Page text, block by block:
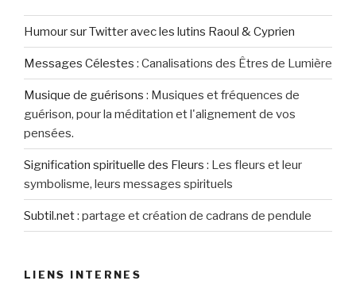
Humour sur Twitter avec les lutins Raoul & Cyprien
Messages Célestes : Canalisations des Êtres de Lumière
Musique de guérisons : Musiques et fréquences de
guérison, pour la méditation et l'alignement de vos
pensées.
Signification spirituelle des Fleurs : Les fleurs et leur
symbolisme, leurs messages spirituels
Subtil.net: partage et création de cadrans de pendule
LIENS INTERNES